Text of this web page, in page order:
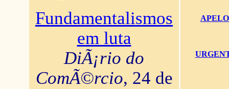
Fundamentalismos
em luta
DiÃ¡rio do
ComÃ©rcio, 24 de